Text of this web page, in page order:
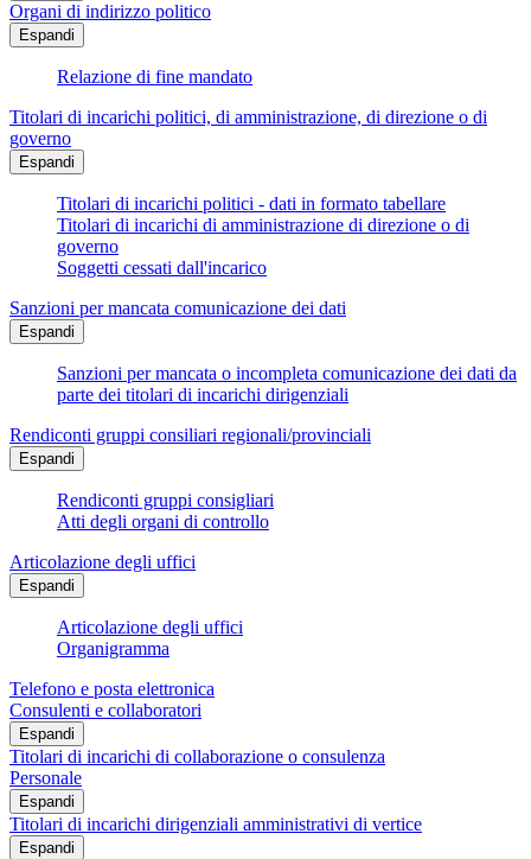
Organi di indirizzo politico
Espandi
Relazione di fine mandato
Titolari di incarichi politici, di amministrazione, di direzione o di
governo
Espandi
Titolari di incarichi politici - dati in formato tabellare
Titolari di incarichi di amministrazione di direzione o di
governo
Soggetti cessati dall'incarico
Sanzioni per mancata comunicazione dei dati
Espandi
Sanzioni per mancata o incompleta comunicazione dei dati da
parte dei titolari di incarichi dirigenziali
Rendiconti gruppi consiliari regionali/provinciali
Espandi
Rendiconti gruppi consigliari
Atti degli organi di controllo
Articolazione degli uffici
Espandi
Articolazione degli uffici
Organigramma
Telefono e posta elettronica
Consulenti e collaboratori
Espandi
Titolari di incarichi di collaborazione o consulenza
Personale
Espandi
Titolari di incarichi dirigenziali amministrativi di vertice
Espandi